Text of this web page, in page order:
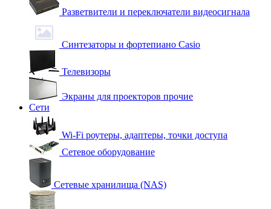
Разветвители и переключатели видеосигнала
Синтезаторы и фортепиано Casio
Телевизоры
Экраны для проекторов прочие
Сети
Wi-Fi роутеры, адаптеры, точки доступа
Сетевое оборудование
Сетевые хранилища (NAS)